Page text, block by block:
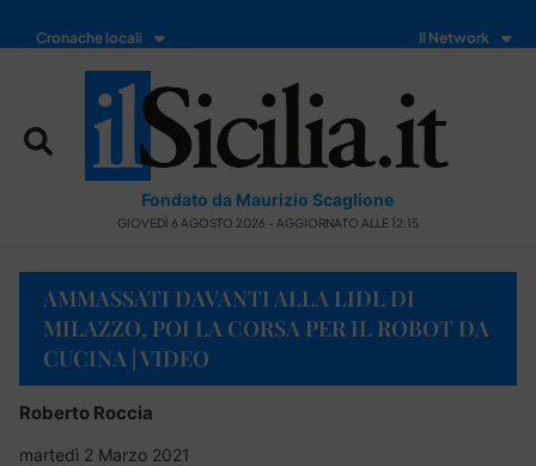
Cronache locali Il Network
Fondato da Maurizio Scaglione
GIOVEDÌ 6 AGOSTO 2026 - AGGIORNATO ALLE 12:15
AMMASSATI DAVANTI ALLA LIDL DI
MILAZZO, POI LA CORSA PER IL ROBOT DA
CUCINA | VIDEO
Roberto Roccia
martedì 2 Marzo 2021